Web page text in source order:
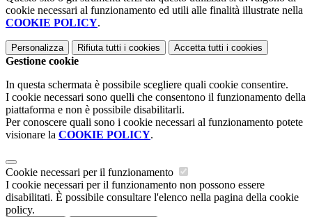
cookie necessari al funzionamento ed utili alle finalità illustrate nella
COOKIE POLICY.
Personalizza Rifiuta tutti i cookies Accetta tutti i cookies
Gestione cookie
In questa schermata è possibile scegliere quali cookie consentire.
I cookie necessari sono quelli che consentono il funzionamento della
piattaforma e non è possibile disabilitarli.
Per conoscere quali sono i cookie necessari al funzionamento potete
visionare la COOKIE POLICY.
Cookie necessari per il funzionamento
I cookie necessari per il funzionamento non possono essere
disabilitati. È possibile consultare l'elenco nella pagina della cookie
policy.